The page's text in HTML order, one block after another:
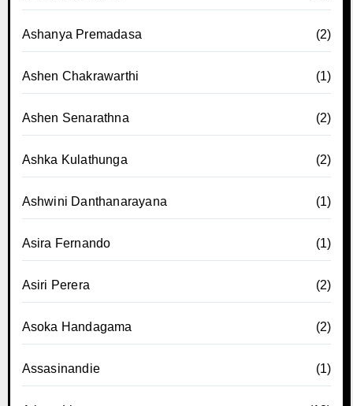
Ashanya Premadasa (2)
Ashen Chakrawarthi (1)
Ashen Senarathna (2)
Ashka Kulathunga (2)
Ashwini Danthanarayana (1)
Asira Fernando (1)
Asiri Perera (2)
Asoka Handagama (2)
Assasinandie (1)